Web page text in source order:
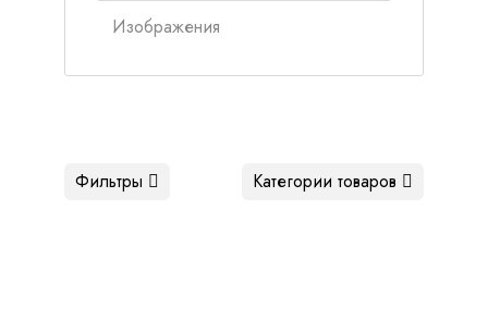
Изображения
Категории товаров
Фильтры